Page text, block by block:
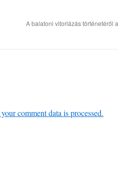
A balatoni vitorlázás történetéről
comment data is processed.